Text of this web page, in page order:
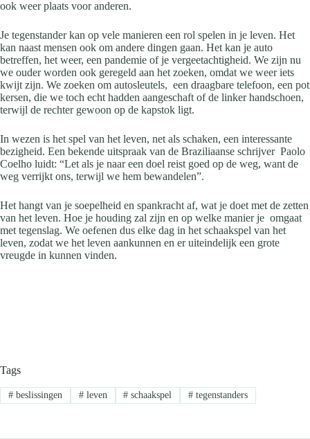
ook weer plaats voor anderen.
Je tegenstander kan op vele manieren een rol spelen in je leven. Het
kan naast mensen ook om andere dingen gaan. Het kan je auto
betreffen, het weer, een pandemie of je vergeetachtigheid. We zijn nu
we ouder worden ook geregeld aan het zoeken, omdat we weer iets
kwijt zijn. We zoeken om autosleutels, een draagbare telefoon, een pot
kersen, die we toch echt hadden aangeschaft of de linker handschoen,
terwijl de rechter gewoon op de kapstok ligt.
In wezen is het spel van het leven, net als schaken, een interessante
bezigheid. Een bekende uitspraak van de Braziliaanse schrijver Paolo
Coelho luidt: “Let als je naar een doel reist goed op de weg, want de
weg verrijkt ons, terwijl we hem bewandelen”.
Het hangt van je soepelheid en spankracht af, wat je doet met de zetten
van het leven. Hoe je houding zal zijn en op welke manier je omgaat
met tegenslag. We oefenen dus elke dag in het schaakspel van het
leven, zodat we het leven aankunnen en er uiteindelijk een grote
vreugde in kunnen vinden.
Tags
#beslissingen #leven # schaakspel # tegenstanders